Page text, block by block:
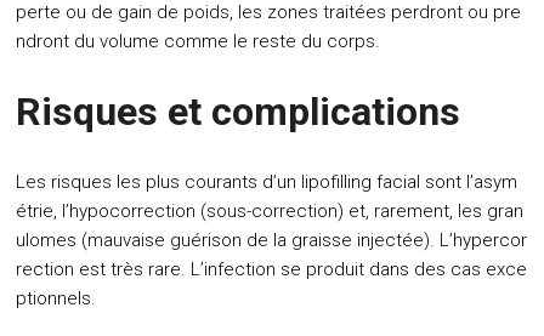
perte ou de gain de poids, les zones traitées perdront ou pre
ndront du volume comme le reste du corps.
Risques et complications
Les risques les plus courants d’un lipofilling facial sont l’asym
étrie, l’hypocorrection (sous-correction) et, rarement, les gran
ulomes (mauvaise guérison de la graisse injectée). L’hypercor
rection est très rare. L’infection se produit dans des cas exce
ptionnels.